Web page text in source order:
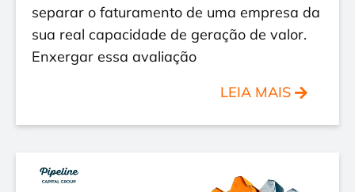
separar o faturamento de uma empresa da
sua real capacidade de geração de valor.
Enxergar essa avaliação
LEIA MAIS